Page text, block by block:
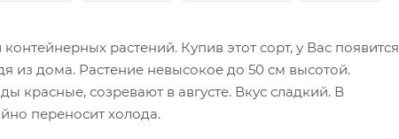
растений. Купив этот сорт, у Вас появится
из дома. Растение невысокое до 50 см высотой.
красные, созревают в августе. Вкус сладкий. В
переносит холода.